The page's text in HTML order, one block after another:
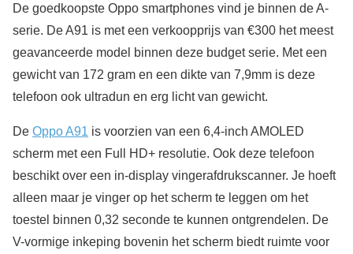
De goedkoopste Oppo smartphones vind je binnen de A-
serie. De A91 is met een verkoopprijs van €300 het meest
geavanceerde model binnen deze budget serie. Met een
gewicht van 172 gram en een dikte van 7,9mm is deze
telefoon ook ultradun en erg licht van gewicht.
De Oppo A91 is voorzien van een 6,4-inch AMOLED
scherm met een Full HD+ resolutie. Ook deze telefoon
beschikt over een in-display vingerafdrukscanner. Je hoeft
alleen maar je vinger op het scherm te leggen om het
toestel binnen 0,32 seconde te kunnen ontgrendelen. De
V-vormige inkeping bovenin het scherm biedt ruimte voor